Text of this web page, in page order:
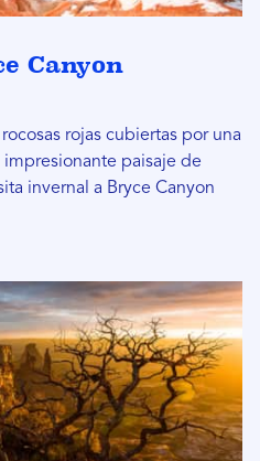
Canyon
rojas cubiertas por una
paisaje de
invernal a Bryce Canyon